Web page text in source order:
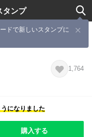
タンプ
ドで新しいスタンプに
ん【優しい気持ち】
1,764
になりました
購入する